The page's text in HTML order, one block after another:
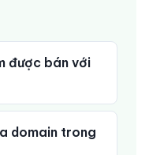
được bán với
domain trong